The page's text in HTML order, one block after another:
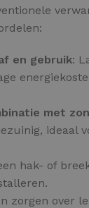
en gebruik:
met
ideaal
hak- of
zorgen over